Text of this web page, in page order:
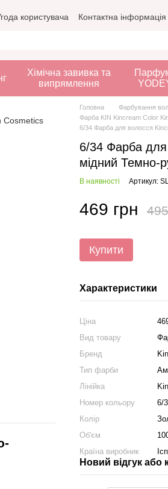
користувача Контактна інформація
Хімічна завивка та
випрямлення
Головна Фарбування
Фарба KIN Kincream Color
6/34 Фарба для волосся
6/34 Фарба для
мідний Темно-
В наявності Артикул:
469 грн
Купити
Характеристики
Ціна
Вид товару
Бренд
Тип фарби
Лінійка
Номер кольору
6/
Колір
Об'єм
Країна виробник
Новий відгук або